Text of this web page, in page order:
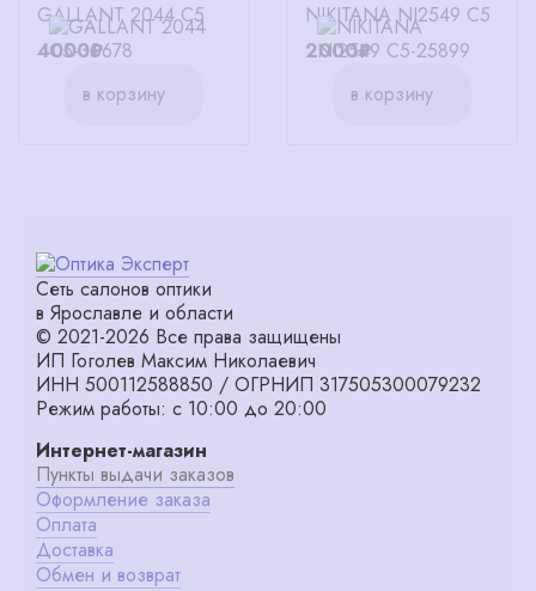
GALLANT 2044 С5
4000₽
в корзину
NIKITANA NI2549 C5
2000₽
в корзину
Сеть салонов оптики
в Ярославле и области
© 2021-2026 Все права защищены
ИП Гоголев Максим Николаевич
ИНН 500112588850 / ОГРНИП 317505300079232
Режим работы: с 10:00 до 20:00
Интернет-магазин
Пункты выдачи заказов
Оформление заказа
Оплата
Доставка
Обмен и возврат